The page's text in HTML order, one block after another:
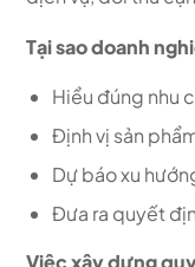
Tại sao doanh
Hiểu đúng nhu
Định vị sản
Dự báo xu
Đưa ra quyết
Việc xây dựng